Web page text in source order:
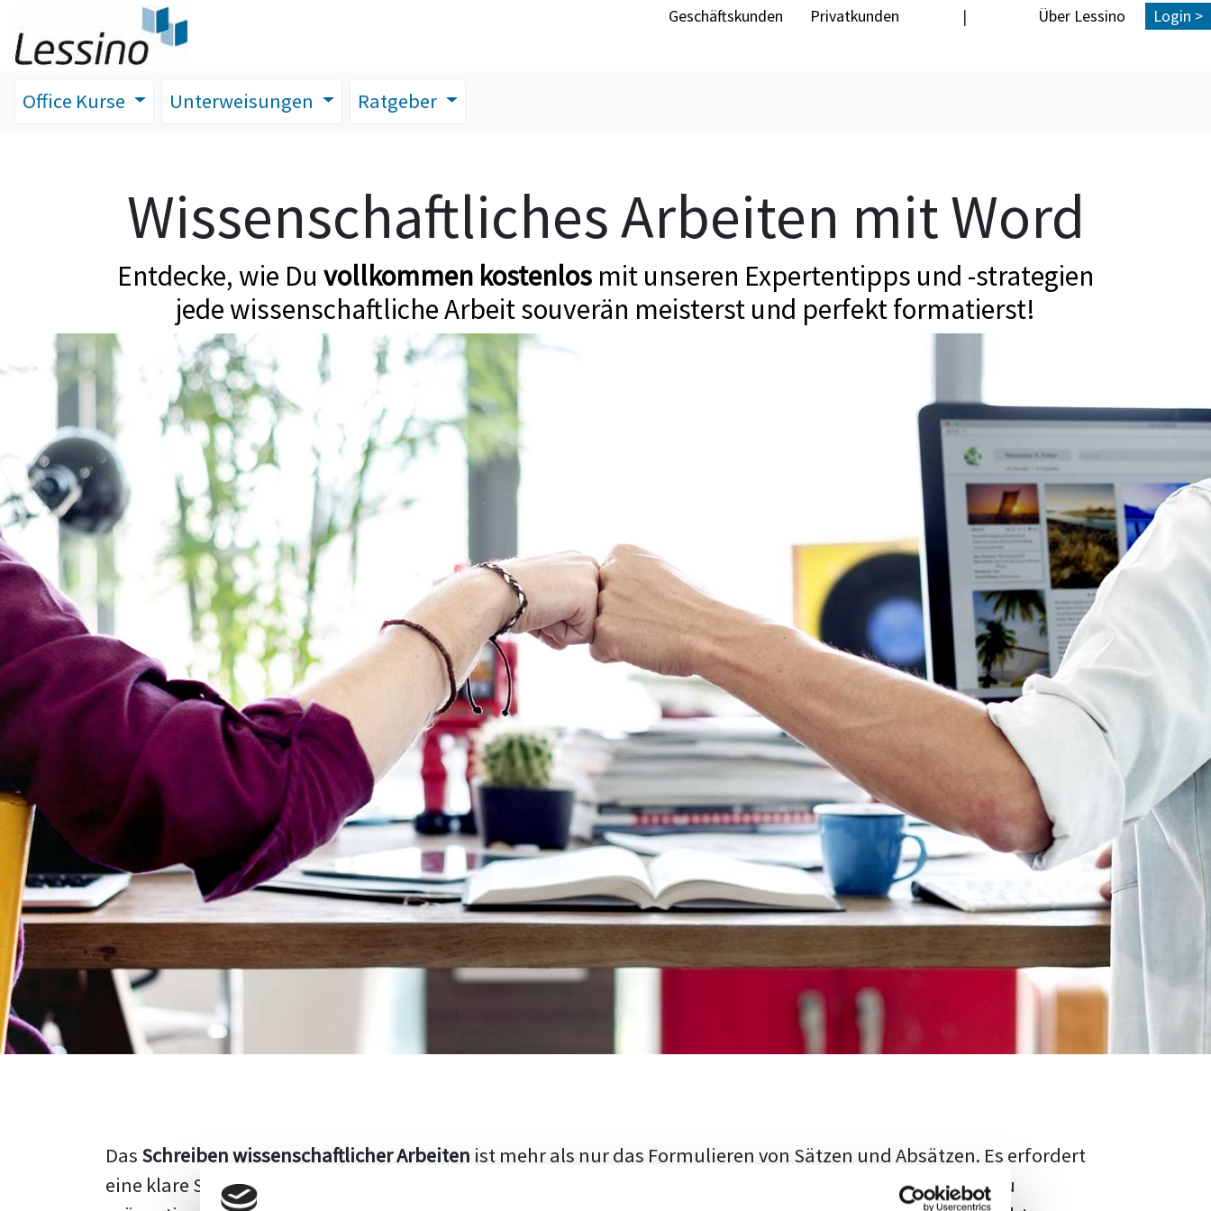
Geschäftskunden Privatkunden | Über Lessino Login >
Office Kurse Unterweisungen Ratgeber
Wissenschaftliches Arbeiten mit Word
Entdecke, wie Du vollkommen kostenlos mit unseren Expertentipps und -strategien
jede wissenschaftliche Arbeit souverän meisterst und perfekt formatierst!
Das Schreiben wissenschaftlicher Arbeiten ist mehr als nur das Formulieren von Sätzen und Absätzen. Es erfordert
eine klare Struktur, einen logischen Aufbau und die Fähigkeit, den aktuellen Forschungsstand adäquat zu